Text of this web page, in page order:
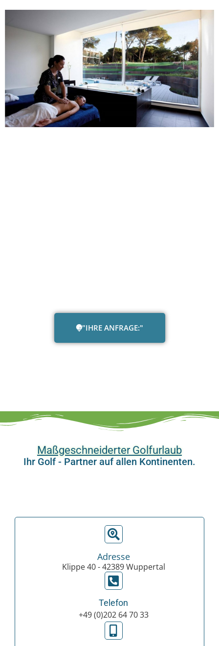
"IHRE ANFRAGE:"
Maßgeschneiderter Golfurlaub
Ihr Golf - Partner auf allen Kontinenten.
Adresse
Klippe 40 - 42389 Wuppertal
Telefon
+49 (0)202 64 70 33